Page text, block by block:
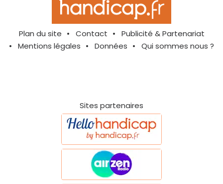
Plan du site Contact
Publicité & Partenariat
Mentions légales
Données Qui sommes nous ?
Sites partenaires